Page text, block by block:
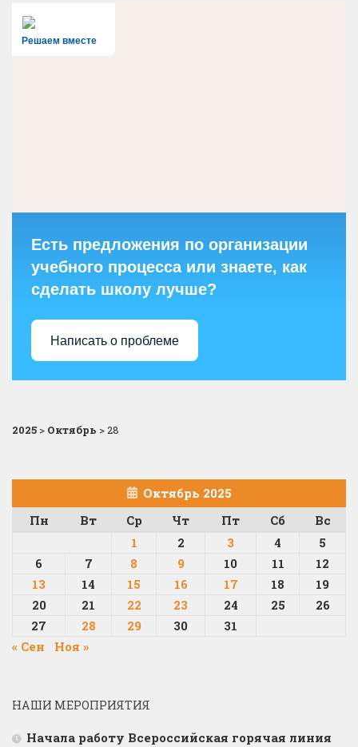
Решаем вместе
Есть предложения по организации
учебного процесса или знаете, как
сделать школу лучше?
Написать о проблеме
2025 > Октябрь >28
Октябрь 2025
Пн
Вт Ср Чт Пт Сб
Вс
1
2 3 4
5
6
7 8 9 10 11
12
13
14 15 16 17 18
19
20
21 22 23 24 25
26
27
28 29 30
31
« Сен
Ноя »
НАШИ МЕРОПРИЯТИЯ
Начала работу Всероссийская горячая линия